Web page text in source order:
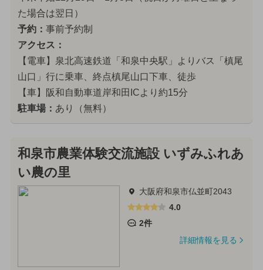
た場合は翌日）
予約： 事前予約制
アクセス：
【電車】泉北高速鉄道「和泉中央駅」よりバス「槙尾
山口」行に乗車、終点槙尾山口下車、徒歩
【車】阪和自動車道岸和田ICより約15分
駐車場： あり（無料）
和泉市農業体験交流施設 いずみふれあ
い農の里
大阪府和泉市仏並町2043
4.0
2件
詳細情報を見る